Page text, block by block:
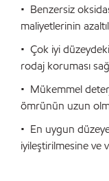
• Benzersiz
maliyetlerinin
• Çok iyi
rodaj koruması
• Mükemmel
ömrünün uzun
• En uygun
iyileştirilmesine ve